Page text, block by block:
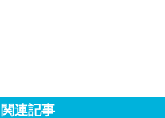
関連記事